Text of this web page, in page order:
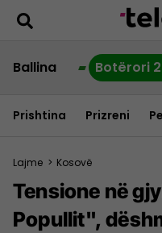
Ballina Botërori
Prishtina Prizreni
Lajme > Kosovë
Tensione në
Popullit",